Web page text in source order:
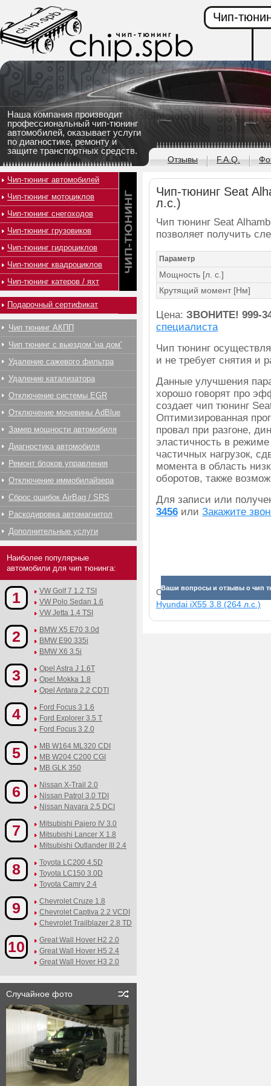
Наша компания производит
профессиональный чип-тюнинг
автомобилей, оказывает услуги
по диагностике, ремонту и
защите транспортных средств.
Чип-
Отзывы F.A.Q.
Чип-тюнинг Seat
л.с.)
Чип тюнинг Seat
позволяет получить
Параметр
Мощность [л. с.]
Крутящий момент [Нм]
Цена: ЗВОНИТЕ! 999-
специалиста
Чип тюнинг
и не требует снятия и
Данные улучшения
хорошо говорят про
создает чип тюнинг
Оптимизированная
провал при разгоне,
эластичность в
частичных нагрузок,
момента в область
оборотов, также
Для записи или
3456 или Закажите
Ваши вопросы и отзывы о чип
Смотрите прибавки для
Hyundai iX55 3.8 (264 л.с.)
Чип-тюнинг автомобилей
Чип-тюнинг мотоциклов
Чип-тюнинг снегоходов
Чип-тюнинг грузовиков
Чип-тюнинг гидроциклов
Чип-тюнинг квадроциклов
Чип-тюнинг катеров / яхт
Подарочный сертификат
Чип тюнинг АКПП
Чип тюнинг с выездом 'на дом'
Удаление сажевого фильтра
Удаление катализатора
Отключение системы EGR
Отключение мочевины AdBlue
Замер мощности автомобиля
Диагностика автомобиля
Ремонт блоков управления
Отключение иммобилайзера
Сброс ошибок AirBag / SRS
Раскодировка автомагнитол
Дополнительные услуги
Наиболее популярные
автомобили для чип тюнинга:
1
VW Golf 7 1.2 TSI
VW Polo Sedan 1.6
VW Jetta 1.4 TSI
2
BMW X5 E70 3.0d
BMW E90 335i
BMW X6 3.5i
3
Opel Astra J 1.6T
Opel Mokka 1.8
Opel Antara 2.2 CDTI
4
Ford Focus 3 1.6
Ford Explorer 3.5 T
Ford Focus 3 2.0
5
MB W164 ML320 CDI
MB W204 C200 CGI
MB GLK 350
6
Nissan X-Trail 2.0
Nissan Patrol 3.0 TDI
Nissan Navara 2.5 DCI
7
Mitsubishi Pajero IV 3.0
Mitsubishi Lancer X 1.8
Mitsubishi Outlander III 2.4
8
Toyota LC200 4.5D
Toyota LC150 3.0D
Toyota Camry 2.4
9
Chevrolet Cruze 1.8
Chevrolet Captiva 2.2 VCDI
Chevrolet Trailblazer 2.8 TD
10
Great Wall Hover H2 2.0
Great Wall Hover H5 2.4
Great Wall Hover H3 2.0
Случайное фото